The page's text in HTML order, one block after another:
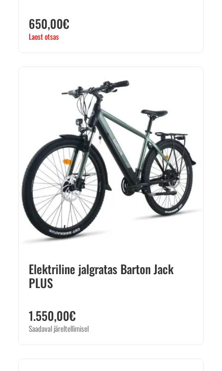
650,00€
Laost otsas
Elektriline jalgratas Barton Jack
PLUS
1.550,00€
Saadaval järeltellimisel